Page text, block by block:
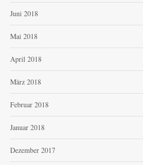
Juni 2018
Mai 2018
April 2018
März 2018
Februar 2018
Januar 2018
Dezember 2017